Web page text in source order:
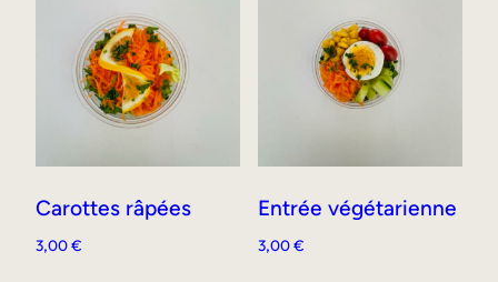
Carottes râpées
3,00€
Entrée végétarienne
3,00€